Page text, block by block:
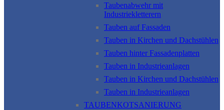
Taubenabwehr mit
Industriekletterern
Tauben auf Fassaden
Tauben in Kirchen und Dachstühlen
Tauben hinter Fassadenplatten
Tauben in Industrieanlagen
Tauben in Kirchen und Dachstühlen
Tauben in Industrieanlagen
TAUBENKOTSANIERUNG